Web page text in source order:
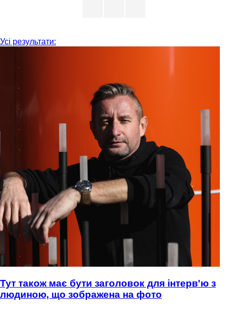
Усі результати:
Тут також має бути заголовок для інтерв'ю з
людиною, що зображена на фото